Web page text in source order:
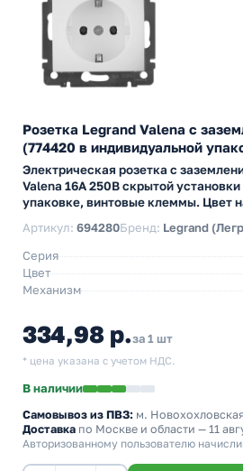
Розетка Legrand Valena с
(774420 в индивидуальной
Электрическая розетка с
Valena 16А 250В скрытой
упаковке, винтовые клеммы. Цвет
Артикул: 694280Бренд: Legrand
Серия
Цвет
Механизм
334,98 р.за 1 шт
* цена указана с учетом НДС.
В наличии
Самовывоз из ПВЗ: м. Новохохловская
Доставка по Москве и области — 11
Авторизованному пользователю